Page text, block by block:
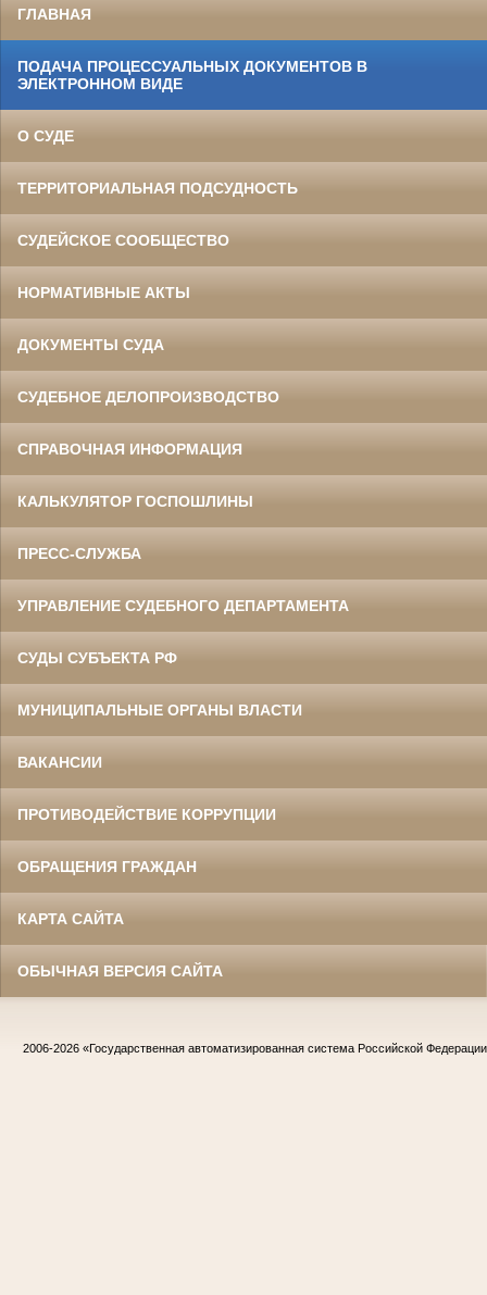
ГЛАВНАЯ
ПОДАЧА ПРОЦЕССУАЛЬНЫХ ДОКУМЕНТОВ В
ЭЛЕКТРОННОМ ВИДЕ
О СУДЕ
ТЕРРИТОРИАЛЬНАЯ ПОДСУДНОСТЬ
СУДЕЙСКОЕ СООБЩЕСТВО
НОРМАТИВНЫЕ АКТЫ
ДОКУМЕНТЫ СУДА
СУДЕБНОЕ ДЕЛОПРОИЗВОДСТВО
СПРАВОЧНАЯ ИНФОРМАЦИЯ
КАЛЬКУЛЯТОР ГОСПОШЛИНЫ
ПРЕСС-СЛУЖБА
УПРАВЛЕНИЕ СУДЕБНОГО ДЕПАРТАМЕНТА
СУДЫ СУБЪЕКТА РФ
МУНИЦИПАЛЬНЫЕ ОРГАНЫ ВЛАСТИ
ВАКАНСИИ
ПРОТИВОДЕЙСТВИЕ КОРРУПЦИИ
ОБРАЩЕНИЯ ГРАЖДАН
КАРТА САЙТА
ОБЫЧНАЯ ВЕРСИЯ САЙТА
2006-2026 «Государственная автоматизированная система Российской